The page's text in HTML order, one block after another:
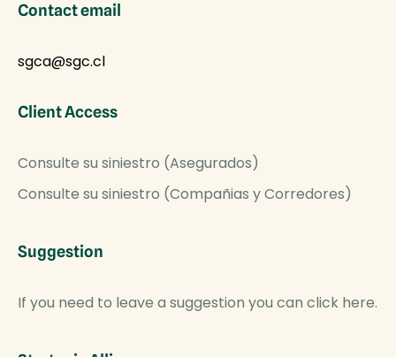
Contact email
sgca@sgc.cl
Client Access
Consulte su siniestro (Asegurados)
Consulte su siniestro (Compañias y Corredores)
Suggestion
If you need to leave a suggestion you can click here.